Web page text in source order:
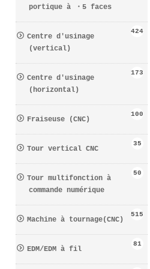
portique à ・5 faces
Centre d′usinage
(vertical)
424
Centre d′usinage
(horizontal)
173
Fraiseuse (CNC)
100
Tour vertical CNC
35
Tour multifonction à
commande numérique
50
Machine à tournage(CNC)
515
EDM/EDM à fil
81